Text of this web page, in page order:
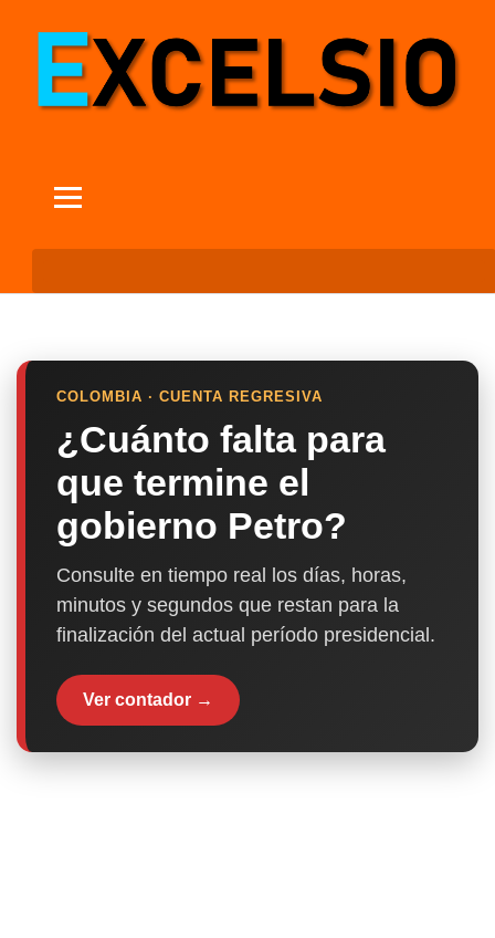
COLOMBIA · CUENTA REGRESIVA
¿Cuánto falta para
que termine el
gobierno Petro?
Consulte en tiempo real los días, horas,
minutos y segundos que restan para la
finalización del actual período presidencial.
Ver contador →